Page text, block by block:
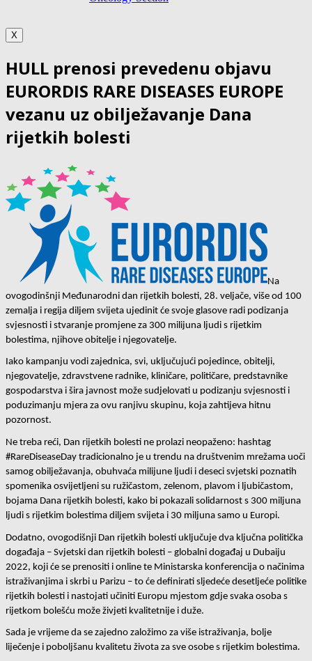
X
HULL prenosi prevedenu objavu
EURORDIS RARE DISEASES EUROPE
vezanu uz obilježavanje Dana
rijetkih bolesti
Na
ovogodinšnji Međunarodni dan rijetkih bolesti, 28. veljače, više od 100
zemalja i regija diljem svijeta ujedinit će svoje glasove radi podizanja
svjesnosti i stvaranje promjene za 300 milijuna ljudi s rijetkim
bolestima, njihove obitelje i njegovatelje.
Iako kampanju vodi zajednica, svi, uključujući pojedince, obitelji,
njegovatelje, zdravstvene radnike, kliničare, političare, predstavnike
gospodarstva i šira javnost može sudjelovati u podizanju svjesnosti i
poduzimanju mjera za ovu ranjivu skupinu, koja zahtijeva hitnu
pozornost.
Ne treba reći, Dan rijetkih bolesti ne prolazi neopaženo: hashtag
#RareDiseaseDay tradicionalno je u trendu na društvenim mrežama uoči
samog obilježavanja, obuhvaća milijune ljudi i deseci svjetski poznatih
spomenika osvijetljeni su ružičastom, zelenom, plavom i ljubičastom,
bojama Dana rijetkih bolesti, kako bi pokazali solidarnost s 300 miljuna
ljudi s rijetkim bolestima diljem svijeta i 30 miljuna samo u Europi.
Dodatno, ovogodišnji Dan rijetkih bolesti uključuje dva ključna politička
događaja – Svjetski dan rijetkih bolesti – globalni događaj u Dubaiju
2022, koji će se prenositi i online te Ministarska konferencija o načinima
istraživanjima i skrbi u Parizu – to će definirati sljedeće desetljeće politike
rijetkih bolesti i nastojati učiniti Europu mjestom gdje svaka osoba s
rijetkom bolešću može živjeti kvalitetnije i duže.
Sada je vrijeme da se zajedno založimo za više istraživanja, bolje
liječenje i poboljšanu kvalitetu života za sve osobe s rijetkim bolestima.